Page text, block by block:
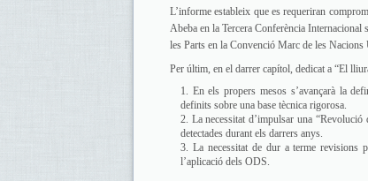
L’informe estableix que es requeriran
Abeba en la Tercera Conferència
les Parts en la Convenció Marc de les
Per últim, en el darrer capítol, dedicat a “El
En els propers mesos s’avançarà la
definits sobre una base tècnica rigorosa.
La necessitat d’impulsar una
detectades durant els darrers anys.
La necessitat de dur a terme revisions
l’aplicació dels ODS.